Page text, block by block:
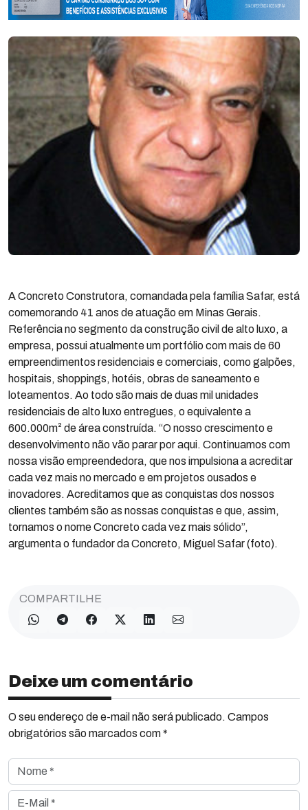
A Concreto Construtora, comandada pela família Safar, está
comemorando 41 anos de atuação em Minas Gerais.
Referência no segmento da construção civil de alto luxo, a
empresa, possui atualmente um portfólio com mais de 60
empreendimentos residenciais e comerciais, como galpões,
hospitais, shoppings, hotéis, obras de saneamento e
loteamentos. Ao todo são mais de duas mil unidades
residenciais de alto luxo entregues, o equivalente a
600.000m² de área construída. “O nosso crescimento e
desenvolvimento não vão parar por aqui. Continuamos com
nossa visão empreendedora, que nos impulsiona a acreditar
cada vez mais no mercado e em projetos ousados e
inovadores. Acreditamos que as conquistas dos nossos
clientes também são as nossas conquistas e que, assim,
tornamos o nome Concreto cada vez mais sólido”,
argumenta o fundador da Concreto, Miguel Safar (foto).
COMPARTILHE
Deixe um comentário
O seu endereço de e-mail não será publicado. Campos
obrigatórios são marcados com *
Nome *
E-Mail *